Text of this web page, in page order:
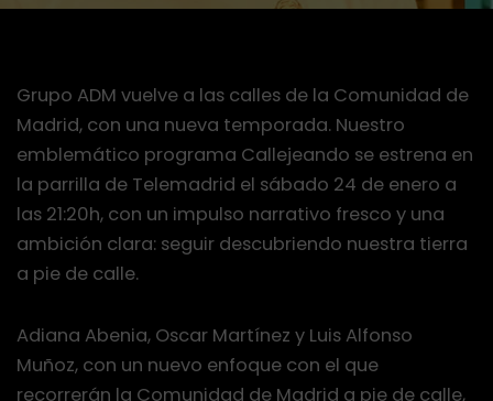
Grupo ADM vuelve a las calles de la Comunidad de
Madrid, con una nueva temporada. Nuestro
emblemático programa Callejeando se estrena en
la parrilla de Telemadrid el sábado 24 de enero a
las 21:20h, con un impulso narrativo fresco y una
ambición clara: seguir descubriendo nuestra tierra
a pie de calle.
Adiana Abenia, Oscar Martínez y Luis Alfonso
Muñoz, con un nuevo enfoque con el que
recorrerán la Comunidad de Madrid a pie de calle,